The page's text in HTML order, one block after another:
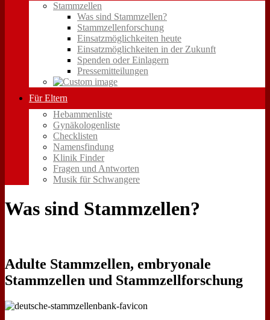
Stammzellen
Was sind Stammzellen?
Stammzellenforschung
Einsatzmöglichkeiten heute
Einsatzmöglichkeiten in der Zukunft
Spenden oder Einlagern
Pressemitteilungen
Für Eltern
Hebammenliste
Gynäkologenliste
Checklisten
Namensfindung
Klinik Finder
Fragen und Antworten
Musik für Schwangere
Was sind Stammzellen?
Adulte Stammzellen, embryonale
Stammzellen und Stammzellforschung